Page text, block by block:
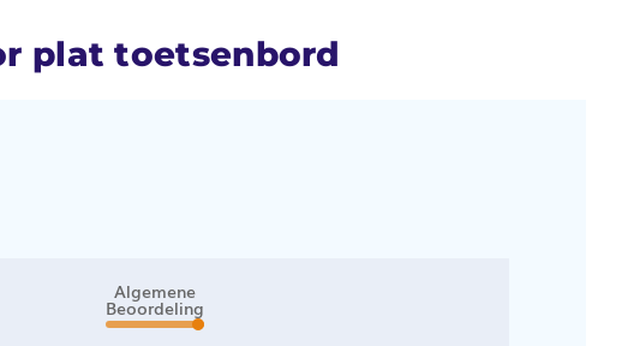
plat toetsenbord
Algemene
Beoordeling